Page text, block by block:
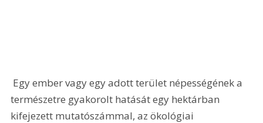
természetre gyakorolt hatását egy hektárban
kifejezett mutatószámmal, az ökológiai